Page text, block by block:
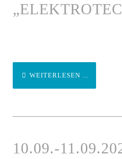
WEITERLESEN ...
10.09.-